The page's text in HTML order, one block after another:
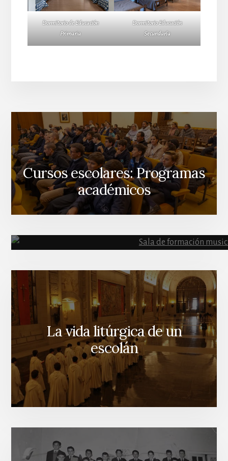
Dormitorio de Educación
Primaria
Dormitorio Educación
Secundaría
Cursos escolares: Programas
académicos
Formación
La vida litúrgica de un
escolán